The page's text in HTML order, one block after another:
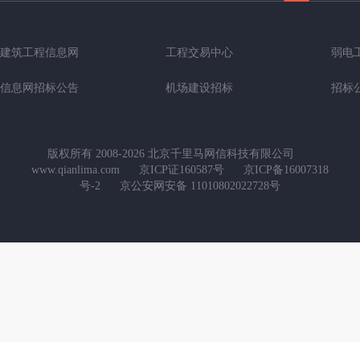
建筑工程信息网 工程交易中心 弱电
信息网招标公告 机场建设招标 招标
版权所有 2008-2026 北京千里马网信科技有限公司
www.qianlima.com
京ICP证160587号
京ICP备16007318
号-2
京公安网安备 11010802022728号